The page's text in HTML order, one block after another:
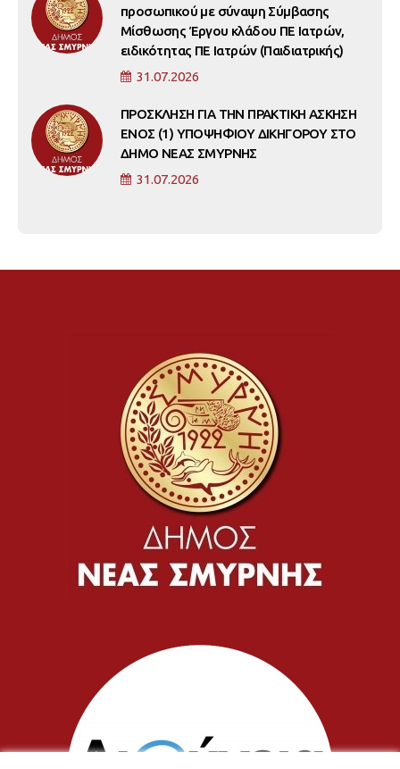
προσωπικού με σύναψη Σύμβασης
Μίσθωσης Έργου κλάδου ΠΕ Ιατρών,
ειδικότητας ΠΕ Ιατρών (Παιδιατρικής)
31.07.2026
ΠΡΟΣΚΛΗΣΗ ΓΙΑ ΤΗΝ ΠΡΑΚΤΙΚΗ ΑΣΚΗΣΗ
ΕΝΟΣ (1) ΥΠΟΨΗΦΙΟΥ ΔΙΚΗΓΟΡΟΥ ΣΤΟ
ΔΗΜΟ ΝΕΑΣ ΣΜΥΡΝΗΣ
31.07.2026